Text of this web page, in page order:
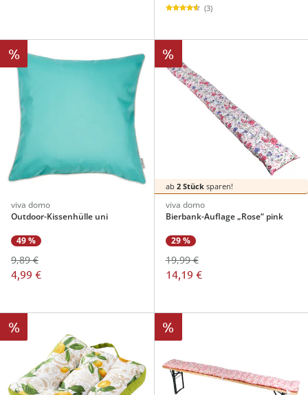
(3)
%
viva domo
Outdoor-Kissenhülle uni
49 %
9,89 €
4,99 €
%
ab 2 Stücksparen!
viva domo
Bierbank-Auflage „Rose“ pink
29 %
19,99 €
14,19 €
% %